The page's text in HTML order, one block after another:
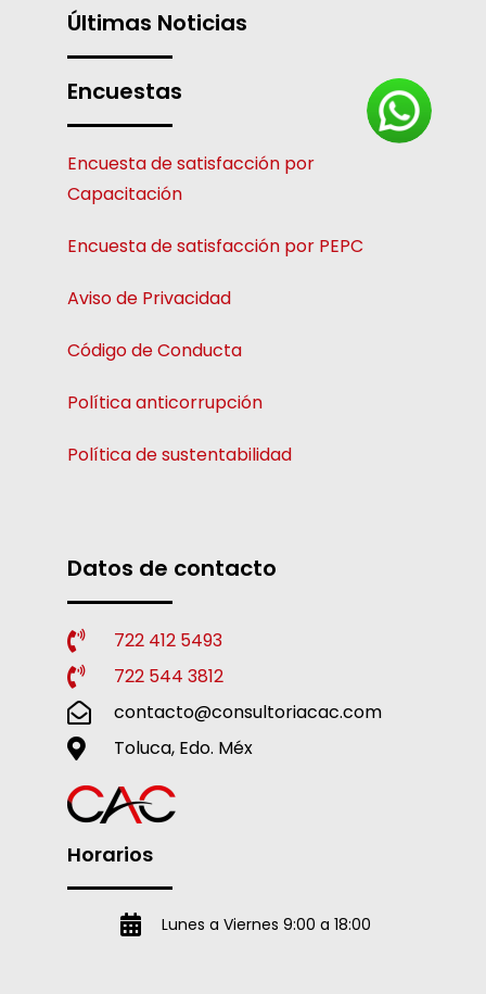
Últimas Noticias
Encuestas
Encuesta de satisfacción por
Capacitación
Encuesta de satisfacción por PEPC
Aviso de Privacidad
Código de Conducta
Política anticorrupción
Política de sustentabilidad
Datos de contacto
722 412 5493
722 544 3812
contacto@consultoriacac.com
Toluca, Edo. Méx
Horarios
Lunes a Viernes 9:00 a 18:00